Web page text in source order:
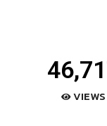
VIEWS